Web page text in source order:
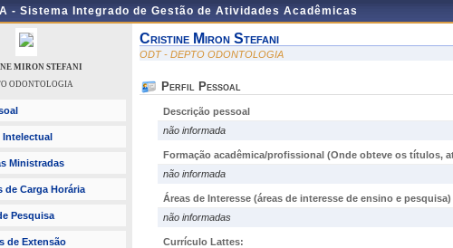
- Sistema Integrado de Gestão de Atividades Acadêmicas
MIRON STEFANI
ODONTOLOGIA
Intelectual
Ministradas
de Carga Horária
Pesquisa
de Extensão
Cristine Miron Stefani
ODT - DEPTO ODONTOLOGIA
Perfil Pessoal
Descrição pessoal
não informada
Formação acadêmica/profissional (Onde obteve os títulos,
não informada
Áreas de Interesse (áreas de interesse de ensino e pesquisa)
não informadas
Currículo Lattes: